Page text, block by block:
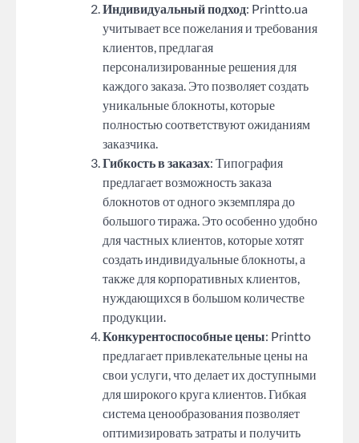
Индивидуальный подход: Printto.ua
учитывает все пожелания и требования
клиентов, предлагая
персонализированные решения для
каждого заказа. Это позволяет создать
уникальные блокноты, которые
полностью соответствуют ожиданиям
заказчика.
Гибкость в заказах: Типография
предлагает возможность заказа
блокнотов от одного экземпляра до
большого тиража. Это особенно удобно
для частных клиентов, которые хотят
создать индивидуальные блокноты, а
также для корпоративных клиентов,
нуждающихся в большом количестве
продукции.
Конкурентоспособные цены: Printto
предлагает привлекательные цены на
свои услуги, что делает их доступными
для широкого круга клиентов. Гибкая
система ценообразования позволяет
оптимизировать затраты и получить